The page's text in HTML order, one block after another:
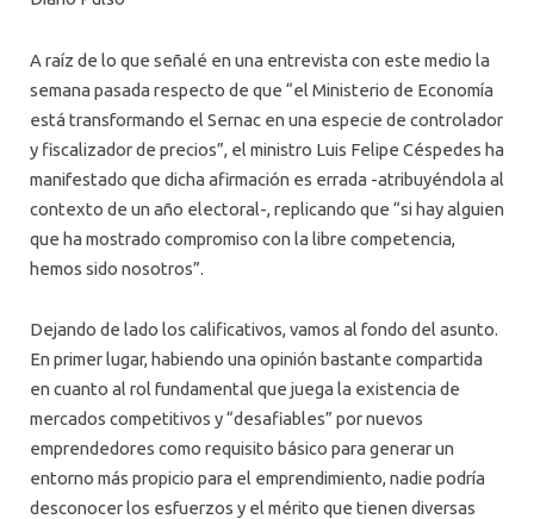
A raíz de lo que señalé en una entrevista con este medio la
semana pasada respecto de que “el Ministerio de Economía
está transformando el Sernac en una especie de controlador
y fiscalizador de precios”, el ministro Luis Felipe Céspedes ha
manifestado que dicha afirmación es errada -atribuyéndola al
contexto de un año electoral-, replicando que “si hay alguien
que ha mostrado compromiso con la libre competencia,
hemos sido nosotros”.
Dejando de lado los calificativos, vamos al fondo del asunto.
En primer lugar, habiendo una opinión bastante compartida
en cuanto al rol fundamental que juega la existencia de
mercados competitivos y “desafiables” por nuevos
emprendedores como requisito básico para generar un
entorno más propicio para el emprendimiento, nadie podría
desconocer los esfuerzos y el mérito que tienen diversas